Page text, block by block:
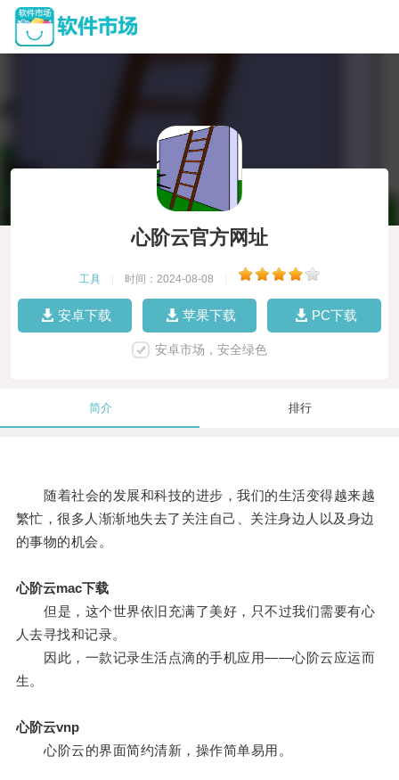
心阶云官方网址
工具 时间：2024-08-08
安卓下载 苹果下载 PC下载
安卓市场，安全绿色
简介 排行
随着社会的发展和科技的进步，我们的生活变得越来越
繁忙，很多人渐渐地失去了关注自己、关注身边人以及身边
的事物的机会。
心阶云mac下载
但是，这个世界依旧充满了美好，只不过我们需要有心
人去寻找和记录。
因此，一款记录生活点滴的手机应用——心阶云应运而
生。
心阶云vnp
心阶云的界面简约清新，操作简单易用。